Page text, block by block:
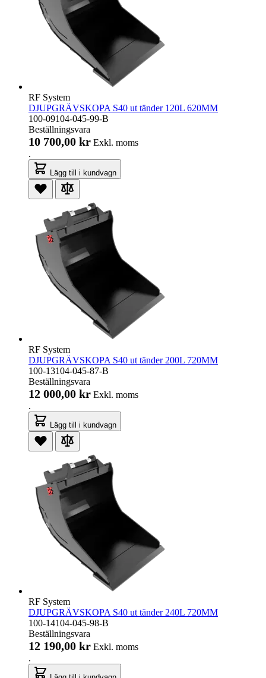
RF System
DJUPGRÄVSKOPA S40 ut tänder 120L 620MM
100-09104-045-99-B
Beställningsvara
10 700,00 kr Exkl. moms
.
Lägg till i kundvagn
RF System
DJUPGRÄVSKOPA S40 ut tänder 200L 720MM
100-13104-045-87-B
Beställningsvara
12 000,00 kr Exkl. moms
.
Lägg till i kundvagn
RF System
DJUPGRÄVSKOPA S40 ut tänder 240L 720MM
100-14104-045-98-B
Beställningsvara
12 190,00 kr Exkl. moms
.